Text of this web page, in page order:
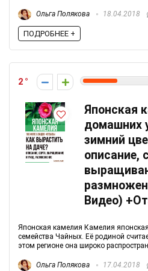
Ольга Полякова 18.04.2018
ПОДРОБНЕЕ +
2
Японская
домашних
зимний
описание,
Видео)
Японская камелия Камелия
семейства Чайных. Её родиной
этом регионе она широко
Ольга Полякова 17.04.2018